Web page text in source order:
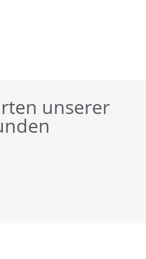
unserer